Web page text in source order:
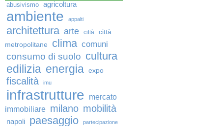
abusivismo agricoltura
ambiente appalti
architettura arte città
città
metropolitane
clima comuni
consumo di suolo cultura
edilizia energia expo
fiscalità imu
infrastrutture
mercato
immobiliare milano mobilità
napoli paesaggio partecipazione